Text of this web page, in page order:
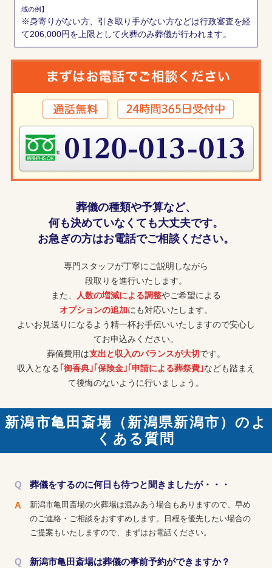
域の例】
※身寄りがない方、引き取り手がない方などは行政審査を経
て206,000円を上限として火葬のみ葬儀が行われます。
葬儀の種類や予算など、
何も決めていなくても大丈夫です。
お急ぎの方はお電話でご相談ください。
専門スタッフが丁寧にご説明しながら
段取りを進行いたします。
また、
人数の増減による調整やご希望による
オプションの追加にも対応いたします。
よいお見送りになるよう精一杯お手伝いいたしますので安心し
てお申込みください。
葬儀費用は支出と収入のバランスが大切です。
収入となる ｢御香典｣｢保険金｣｢申請による葬祭費｣なども踏まえ
て後悔のないように行いましょう。
新潟市亀田斎場（新潟県新潟市）のよ
くある質問
葬儀をするのに何日も待つと聞きましたが・・・
新潟市亀田斎場の火葬場は混みあう場合もありますので、早め
のご連絡・ご相談をおすすめします。日程を優先したい場合の
ご提案もいたしますので、まずはお電話ください。
新潟市亀田斎場は葬儀の事前予約ができますか？